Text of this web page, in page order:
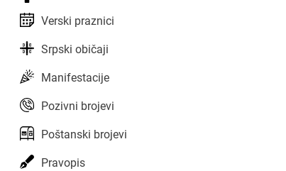
Verski praznici
Srpski običaji
Manifestacije
Pozivni brojevi
Poštanski brojevi
Pravopis